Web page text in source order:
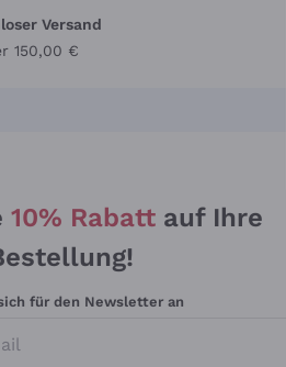
Versand
150,00 €
10% Rabatt auf Ihre
für den Newsletter an